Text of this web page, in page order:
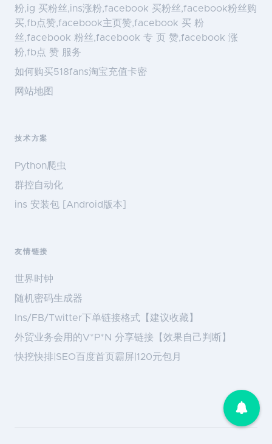
粉,ig 买粉丝,ins涨粉,facebook 买粉丝,facebook粉丝购
买,fb点赞,facebook主页赞,facebook 买 粉
丝,facebook 粉丝,facebook 专 页 赞,facebook 涨
粉,fb点 赞 服务
如何购买518fans淘宝充值卡密
网站地图
技术方案
Python爬虫
群控自动化
ins 安装包 [Android版本]
友情链接
世界时钟
随机密码生成器
Ins/FB/Twitter下单链接格式【建议收藏】
外贸业务会用的V*P*N 分享链接【效果自己判断】
快挖快排|SEO百度首页霸屏|120元包月